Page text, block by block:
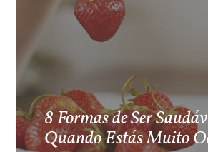
8 Formas de Ser
Quando Estás Muito